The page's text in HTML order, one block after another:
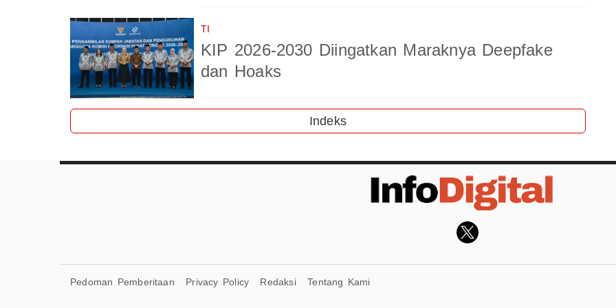
TI
KIP 2026-2030 Diingatkan Maraknya Deepfake
dan Hoaks
Indeks
Pedoman Pemberitaan Privacy Policy Redaksi Tentang Kami